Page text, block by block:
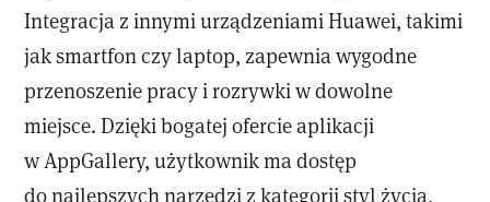
Integracja z innymi urządzeniami Huawei, takimi
jak smartfon czy laptop, zapewnia wygodne
przenoszenie pracy i rozrywki w dowolne
miejsce. Dzięki bogatej ofercie aplikacji
w AppGallery, użytkownik ma dostęp
do najlepszych narzędzi z kategorii styl życia,